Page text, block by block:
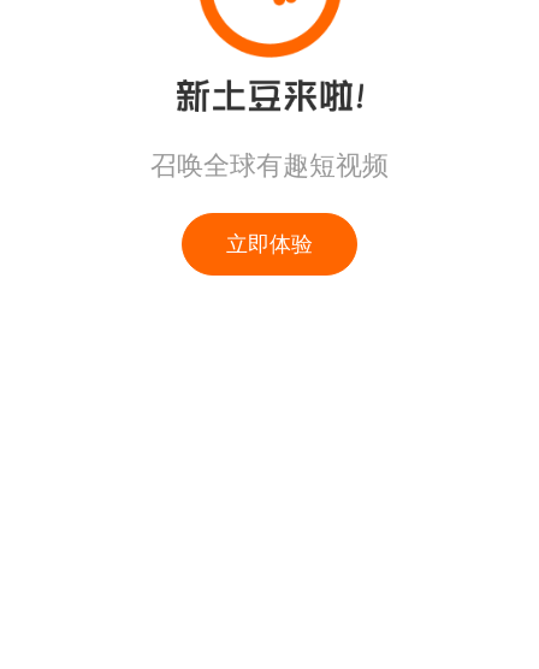
召唤全球有趣短视频
立即体验